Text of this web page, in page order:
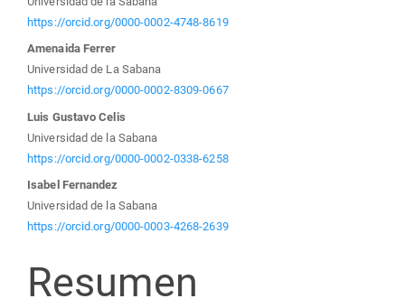
https://orcid.org/0000-0002-4748-8619
Amenaida Ferrer
Universidad de La Sabana
https://orcid.org/0000-0002-8309-0667
Luis Gustavo Celis
Universidad de la Sabana
https://orcid.org/0000-0002-0338-6258
Isabel Fernandez
Universidad de la Sabana
https://orcid.org/0000-0003-4268-2639
Resumen